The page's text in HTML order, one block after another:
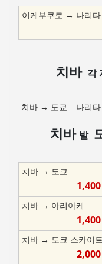
이케부쿠로 → 나리
치바 각
치바 → 도쿄 나리
치바 발
치바 → 도쿄
1,400
치바 → 아리아케
1,400
치바 → 도쿄 스카이
2,000